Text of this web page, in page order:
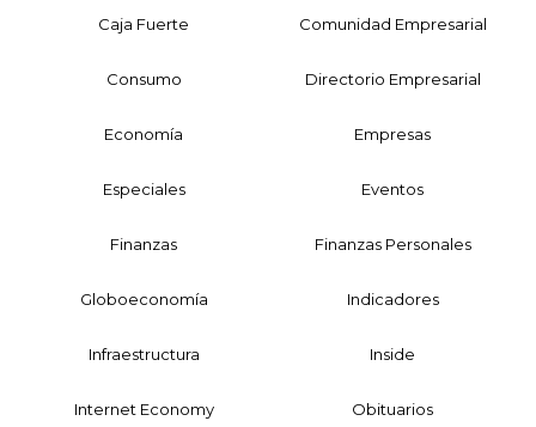
Caja Fuerte Comunidad Empresarial
Consumo Directorio Empresarial
Economía Empresas
Especiales Eventos
Finanzas Finanzas Personales
Globoeconomía Indicadores
Infraestructura Inside
Internet Economy Obituarios